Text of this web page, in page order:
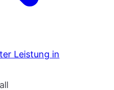
Leistung in